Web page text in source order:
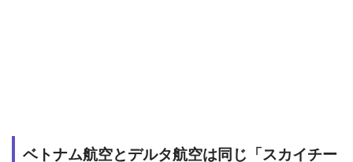
ベトナム航空とデルタ航空は同じ「スカイチー